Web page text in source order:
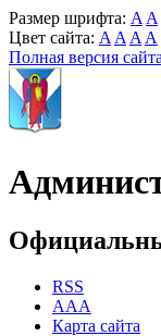
Размер шрифта: A A
Цвет сайта: A A A A
Полная версия сайта
RSS
AAA
Карта сайта